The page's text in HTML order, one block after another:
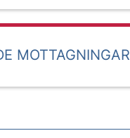
MOTTAGNINGAR